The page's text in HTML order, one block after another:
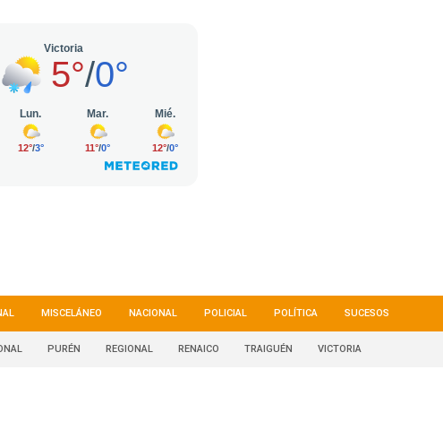
MISCELÁNEO NACIONAL POLICIAL POLÍTICA SUCESOS
PURÉN REGIONAL RENAICO TRAIGUÉN VICTORIA